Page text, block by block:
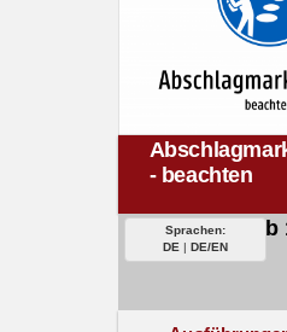
- beachten
Sprachen:
DE | DE/EN